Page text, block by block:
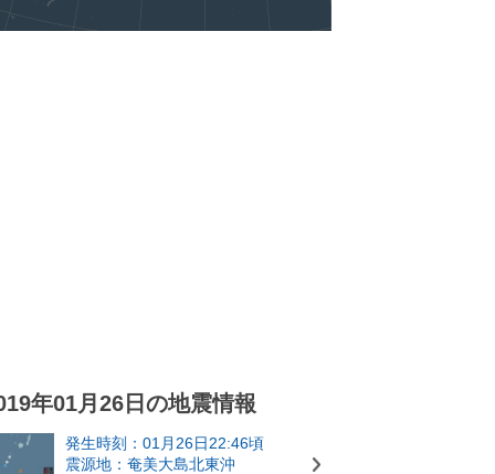
年01月26日の地震情報
発生時刻：01月26日22:46頃
震源地：奄美大島北東沖